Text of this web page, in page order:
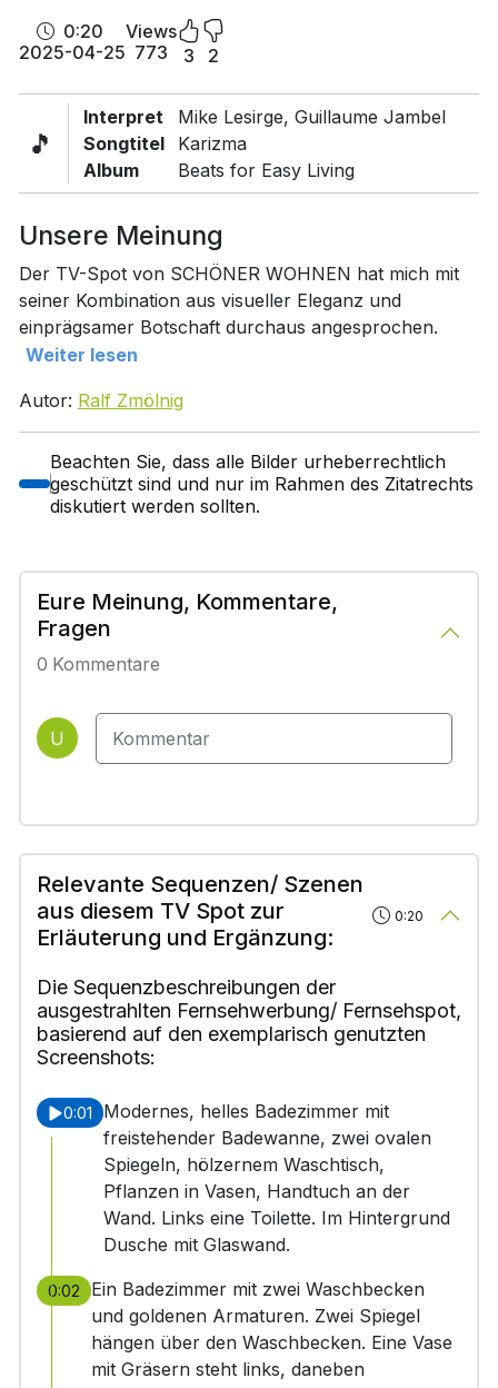
0:20
2025-04-25
Views
773
3 2
🎵
Interpret
Songtitel
Album
Mike Lesirge, Guillaume Jambel
Karizma
Beats for Easy Living
Unsere Meinung
Der TV-Spot von SCHÖNER WOHNEN hat mich mit
seiner Kombination aus visueller Eleganz und
einprägsamer Botschaft durchaus angesprochen.
Weiter lesen
Autor: Ralf Zmölnig
Beachten Sie, dass alle Bilder urheberrechtlich
geschützt sind und nur im Rahmen des Zitatrechts
diskutiert werden sollten.
Eure Meinung, Kommentare,
Fragen
0 Kommentare
U
Relevante Sequenzen/ Szenen
aus diesem TV Spot zur
Erläuterung und Ergänzung:
0:20
Die Sequenzbeschreibungen der
ausgestrahlten Fernsehwerbung/ Fernsehspot,
basierend auf den exemplarisch genutzten
Screenshots:
0:01
Modernes, helles Badezimmer mit
freistehender Badewanne, zwei ovalen
Spiegeln, hölzernem Waschtisch,
Pflanzen in Vasen, Handtuch an der
Wand. Links eine Toilette. Im Hintergrund
Dusche mit Glaswand.
0:02
Ein Badezimmer mit zwei Waschbecken
und goldenen Armaturen. Zwei Spiegel
hängen über den Waschbecken. Eine Vase
mit Gräsern steht links, daneben